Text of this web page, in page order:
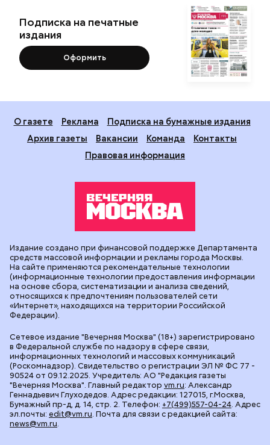
Подписка на печатные
издания
Оформить
О газете Реклама
Подписка на бумажные издания
Архив газеты
Вакансии Команда
Контакты
Правовая информация
Сетевое издание "Вечерняя Москва" (18+) зарегистрировано
в Федеральной службе по надзору в сфере связи,
информационных технологий и массовых коммуникаций
(Роскомнадзор). Свидетельство о регистрации ЭЛ № ФС 77 -
90524 от 09.12.2025. Учредитель: АО "Редакция газеты
"Вечерняя Москва". Главный редактор vm.ru: Александр
Геннадьевич Глуходедов. Адрес редакции: 127015, г.Москва,
Бумажный пр-д, д. 14, стр. 2. Телефон: +7(499)557-04-24. Адрес
эл.почты: edit@vm.ru. Почта для связи с редакцией сайта:
news@vm.ru.
Издание создано при финансовой поддержке Департамента
средств массовой информации и рекламы города Москвы.
На сайте применяются рекомендательные технологии
(информационные технологии предоставления информации
на основе сбора, систематизации и анализа сведений,
относящихся к предпочтениям пользователей сети
«Интернет», находящихся на территории Российской
Федерации).